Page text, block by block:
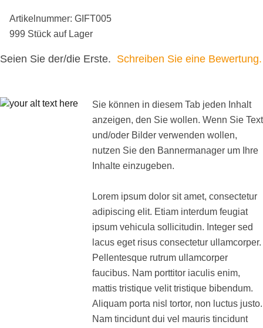
Artikelnummer: GIFT005
999 Stück auf Lager
Seien Sie der/die Erste. Schreiben Sie eine Bewertung.
Sie können in diesem Tab jeden Inhalt
anzeigen, den Sie wollen. Wenn Sie Text
und/oder Bilder verwenden wollen,
nutzen Sie den Bannermanager um Ihre
Inhalte einzugeben.
Lorem ipsum dolor sit amet, consectetur
adipiscing elit. Etiam interdum feugiat
ipsum vehicula sollicitudin. Integer sed
lacus eget risus consectetur ullamcorper.
Pellentesque rutrum ullamcorper
faucibus. Nam porttitor iaculis enim,
mattis tristique velit tristique bibendum.
Aliquam porta nisl tortor, non luctus justo.
Nam tincidunt dui vel mauris tincidunt